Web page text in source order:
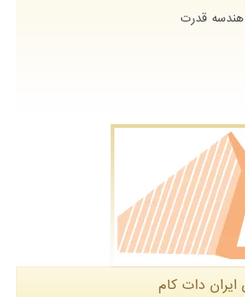
هندسه قدرت
دات كام